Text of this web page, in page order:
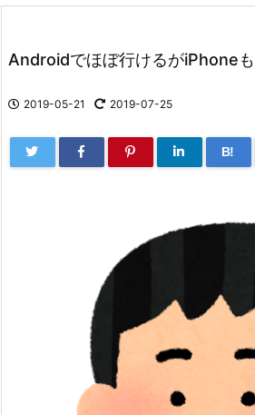
Androidでほぼ行けるがiPhone
2019-05-21 2019-07-25
B!